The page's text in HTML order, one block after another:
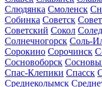
Слюдянка Смоленск
Собинка Советск
Советский Сокол
Солнечногорск Соль-
Сорокино Сорочинск
Сосновоборск
Спас-Клепики Спасск
Среднеколымск